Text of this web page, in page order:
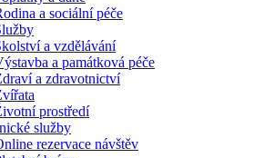
a sociální péče
a vzdělávání
a památková péče
a zdravotnictví
prostředí
služby
rezervace návštěv